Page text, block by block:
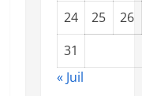
24
25
26
31
« Juil